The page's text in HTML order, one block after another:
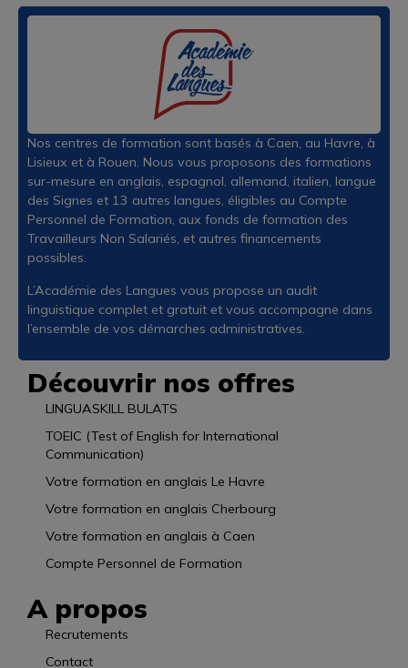
Nos centres de formation sont basés à Caen, au Havre, à
Lisieux et à Rouen. Nous vous proposons des formations
sur-mesure en anglais, espagnol, allemand, italien, langue
des Signes et 13 autres langues, éligibles au Compte
Personnel de Formation, aux fonds de formation des
Travailleurs Non Salariés, et autres financements
possibles.
L’Académie des Langues vous propose un audit
linguistique complet et gratuit et vous accompagne dans
l’ensemble de vos démarches administratives.
Découvrir nos offres
LINGUASKILL BULATS
TOEIC (Test of English for International
Communication)
Votre formation en anglais Le Havre
Votre formation en anglais Cherbourg
Votre formation en anglais à Caen
Compte Personnel de Formation
A propos
Recrutements
Contact